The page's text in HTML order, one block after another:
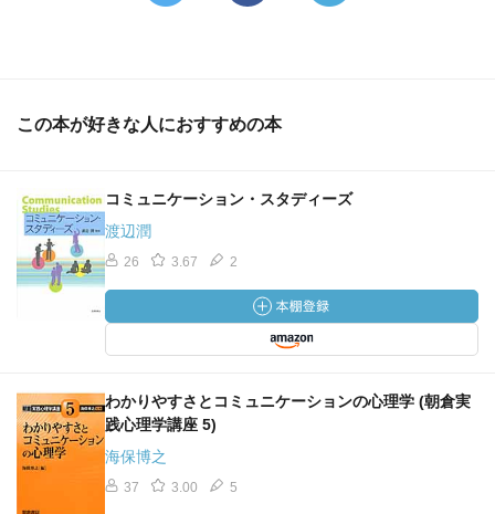
この本が好きな人におすすめの本
コミュニケーション・スタディーズ
渡辺潤
26 3.67 2
わかりやすさとコミュニケーションの心理学 (朝倉実
践心理学講座 5)
海保博之
37 3.00 5